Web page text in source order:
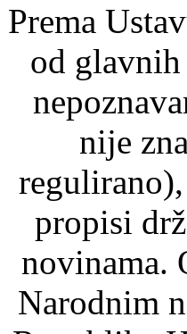
Prema
od
nije
propisi
novinama.
Narodnim